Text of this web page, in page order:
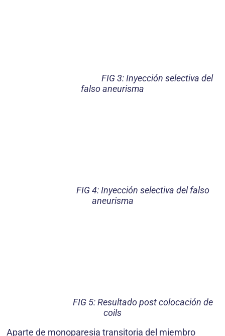
FIG 3: Inyección selectiva del
falso aneurisma
FIG 4: Inyección selectiva del falso
aneurisma
FIG 5: Resultado post colocación de
coils
Aparte de monoparesia transitoria del miembro